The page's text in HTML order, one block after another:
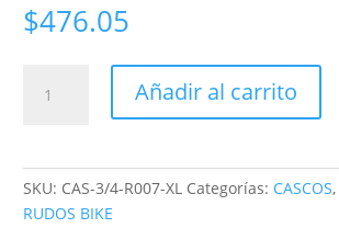
$476.05
Añadir al carrito
SKU: CAS-3/4-R007-XL Categorías: CASCOS,
RUDOS BIKE